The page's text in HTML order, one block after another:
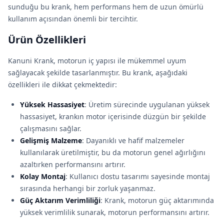
sunduğu bu krank, hem performans hem de uzun ömürlü
kullanım açısından önemli bir tercihtir.
Ürün Özellikleri
Kanuni Krank, motorun iç yapısı ile mükemmel uyum
sağlayacak şekilde tasarlanmıştır. Bu krank, aşağıdaki
özellikleri ile dikkat çekmektedir:
Yüksek Hassasiyet: Üretim sürecinde uygulanan yüksek
hassasiyet, krankın motor içerisinde düzgün bir şekilde
çalışmasını sağlar.
Gelişmiş Malzeme: Dayanıklı ve hafif malzemeler
kullanılarak üretilmiştir, bu da motorun genel ağırlığını
azaltırken performansını artırır.
Kolay Montaj: Kullanıcı dostu tasarımı sayesinde montaj
sırasında herhangi bir zorluk yaşanmaz.
Güç Aktarım Verimliliği: Krank, motorun güç aktarımında
yüksek verimlilik sunarak, motorun performansını artırır.